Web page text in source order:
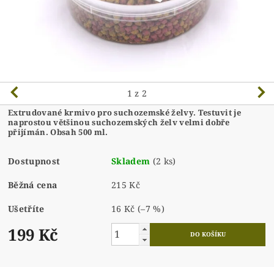
1 z 2
Extrudované krmivo pro suchozemské želvy. Testuvit je
naprostou většinou suchozemských želv velmi dobře
přijímán. Obsah 500 ml.
Dostupnost Skladem (2 ks)
Běžná cena 215 Kč
Ušetříte 16 Kč(–7 %)
199 Kč